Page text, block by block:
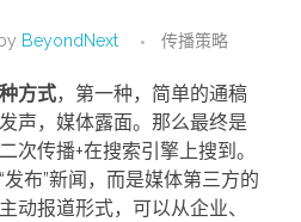
by BeyondNext 传播策略
方式，第一种，简单的通稿
声，媒体露面。那么最终是
次传播+在搜索引擎上搜到。
布”新闻，而是媒体第三方的
动报道形式，可以从企业、